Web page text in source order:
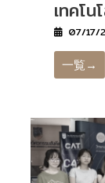
เทคโน
07/17/
一覧→